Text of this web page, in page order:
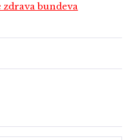
zdrava bundeva